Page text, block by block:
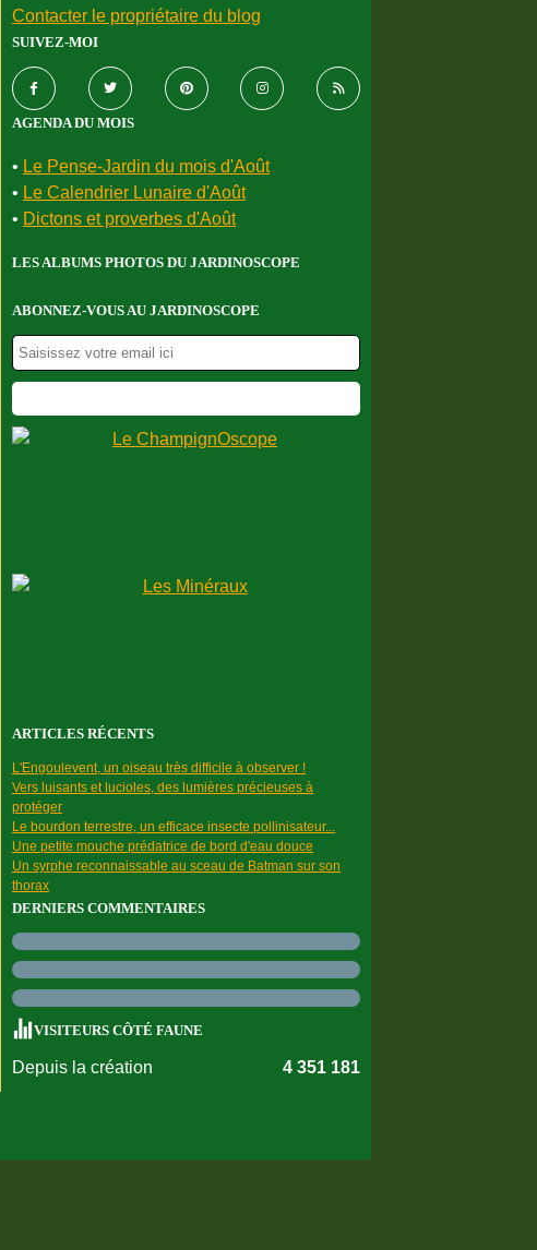
Contacter le propriétaire du blog
SUIVEZ-MOI
AGENDA DU MOIS
• Le Pense-Jardin du mois d'Août
• Le Calendrier Lunaire d'Août
• Dictons et proverbes d'Août
LES ALBUMS PHOTOS DU JARDINOSCOPE
ABONNEZ-VOUS AU JARDINOSCOPE
ARTICLES RÉCENTS
L'Engoulevent, un oiseau très difficile à observer !
Vers luisants et lucioles, des lumières précieuses à
protéger
Le bourdon terrestre, un efficace insecte pollinisateur...
Une petite mouche prédatrice de bord d'eau douce
Un syrphe reconnaissable au sceau de Batman sur son
thorax
DERNIERS COMMENTAIRES
VISITEURS CÔTÉ FAUNE
Depuis la création 4 351 181